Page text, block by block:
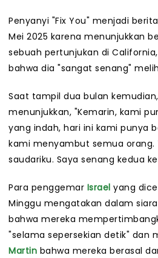
Penyanyi "Fix You" menjadi
Mei 2025 karena menunjukkan
sebuah pertunjukan di
bahwa dia "sangat senang"
Saat tampil dua bulan kemudian,
menunjukkan, "Kemarin, kami
yang indah, hari ini kami punya
kami menyambut semua orang.
saudariku. Saya senang kedua
Para penggemar Israel yang
Minggu mengatakan dalam
bahwa mereka
"selama sepersekian detik" dan
Martin bahwa mereka berasal